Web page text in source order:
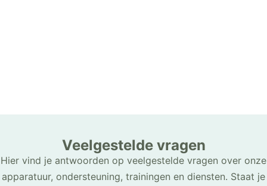
Veelgestelde vragen
Hier vind je antwoorden op veelgestelde vragen over onze
apparatuur, ondersteuning, trainingen en diensten. Staat je